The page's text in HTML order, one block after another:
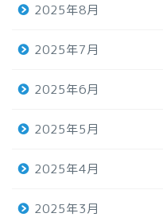
2025年8月
2025年7月
2025年6月
2025年5月
2025年4月
2025年3月